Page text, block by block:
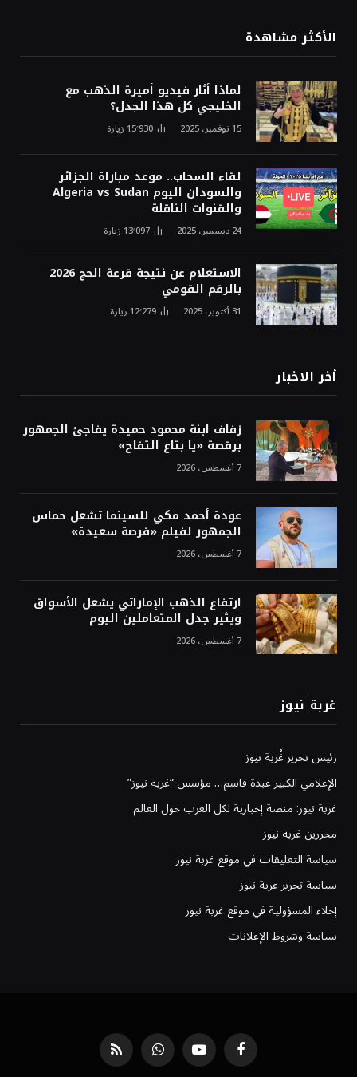
الأكثر مشاهدة
لماذا أثار فيديو أميرة الذهب مع
الخليجي كل هذا الجدل؟
15 نوفمبر، 2025 15٬930 زيارة
لقاء السحاب.. موعد مباراة الجزائر
والسودان اليوم Algeria vs Sudan
والقنوات الناقلة
24 ديسمبر، 2025 13٬097 زيارة
الاستعلام عن نتيجة قرعة الحج 2026
بالرقم القومي
31 أكتوبر، 2025 12٬279 زيارة
أخر الاخبار
زفاف ابنة محمود حميدة يفاجئ الجمهور
برقصة «يا بتاع التفاح»
7 أغسطس، 2026
عودة أحمد مكي للسينما تشعل حماس
الجمهور لفيلم «فرصة سعيدة»
7 أغسطس، 2026
ارتفاع الذهب الإماراتي يشعل الأسواق
ويثير جدل المتعاملين اليوم
7 أغسطس، 2026
غربة نيوز
رئيس تحرير غُربة نيوز
الإعلامي الكبير عبدة قاسم… مؤسس “غربة نيوز”
غربة نيوز: منصة إخبارية لكل العرب حول العالم
محررين غربة نيوز
سياسة التعليقات في موقع غربة نيوز
سياسة تحرير غربة نيوز
إخلاء المسؤولية في موقع غربة نيوز
سياسة وشروط الإعلانات
فيسبوك يوتيوب واتساب RSS